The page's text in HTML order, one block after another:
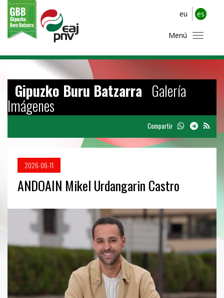
eu es
Menú
Gipuzko Buru Batzarra Galería
Imágenes
Compartir
2026-06-11
ANDOAIN Mikel Urdangarin Castro